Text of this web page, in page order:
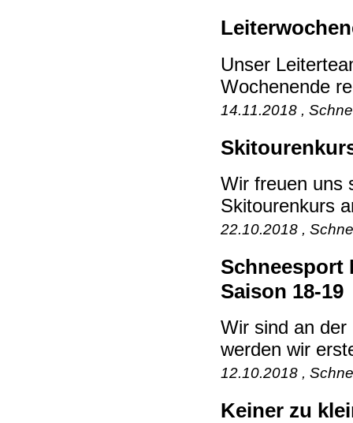
Unser
Wochenende
14.11.2018 ,
Wir freuen uns
Skitourenkurs
22.10.2018 ,
Schneesport
Saison 18-19
Wir sind an
werden wir
12.10.2018 ,
Keiner zu